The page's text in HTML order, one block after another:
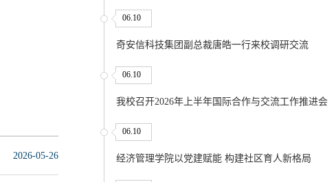
2026-05-26
06.10
奇安信科技集团副总裁唐皓一行来校调研交流
06.10
我校召开2026年上半年国际合作与交流工作推进会
06.10
经济管理学院以党建赋能 构建社区育人新格局